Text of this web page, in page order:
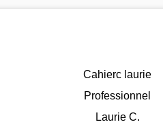
Cahierc laurie
Professionnel
Laurie C.